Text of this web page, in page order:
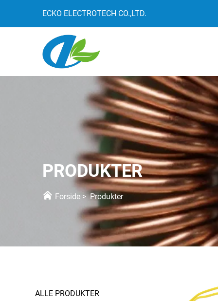
ECKO ELECTROTECH CO.,LTD.
PRODUKTER
Forside >Produkter
ALLE PRODUKTER